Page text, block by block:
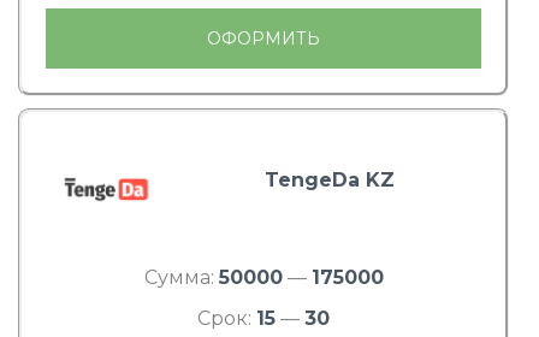
ОФОРМИТЬ
TengeDa KZ
Сумма: 50000— 175000
Срок: 15 — 30